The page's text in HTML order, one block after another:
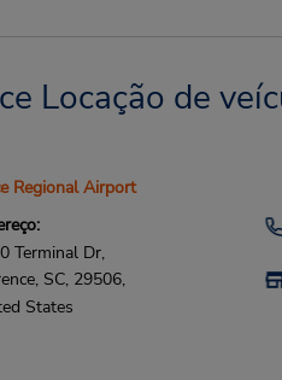
Locação de
Regional Airport
Terminal Dr,
SC, 29506,
States